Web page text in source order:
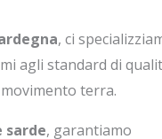
, ci
agli standard di
terra.
, garantiamo